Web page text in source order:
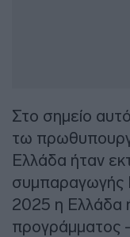
Στο σημείο
τω
Ελλάδα ήταν
συμπαραγωγής
2025 η Ελλάδα
προγράμματος